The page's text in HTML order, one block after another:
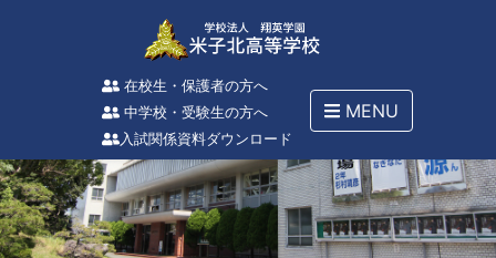
在校生・保護者の方へ
中学校・受験生の方へ
入試関係資料ダウンロード
MENU